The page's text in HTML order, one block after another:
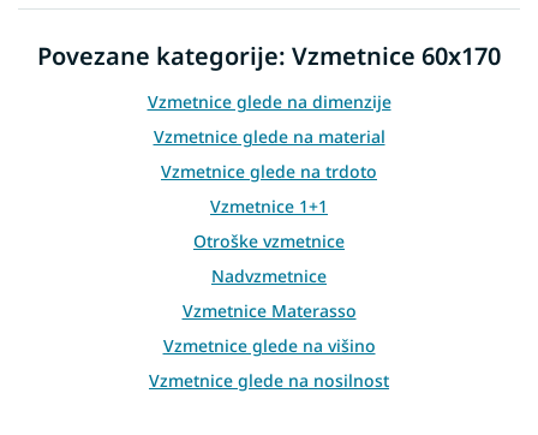
Povezane kategorije: Vzmetnice 60x170
Vzmetnice glede na dimenzije
Vzmetnice glede na material
Vzmetnice glede na trdoto
Vzmetnice 1+1
Otroške vzmetnice
Nadvzmetnice
Vzmetnice Materasso
Vzmetnice glede na višino
Vzmetnice glede na nosilnost